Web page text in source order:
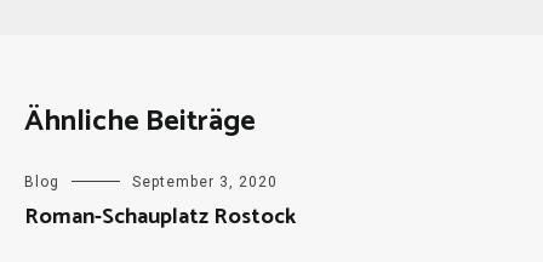
Ähnliche Beiträge
Blog September 3, 2020
Roman-Schauplatz Rostock